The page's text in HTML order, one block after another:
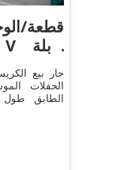
الحفلات
الطابق طول